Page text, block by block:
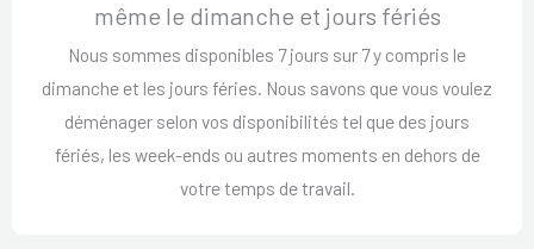
même le dimanche et jours fériés
Nous sommes disponibles 7 jours sur 7 y compris le
dimanche et les jours féries. Nous savons que vous voulez
déménager selon vos disponibilités tel que des jours
fériés, les week-ends ou autres moments en dehors de
votre temps de travail.